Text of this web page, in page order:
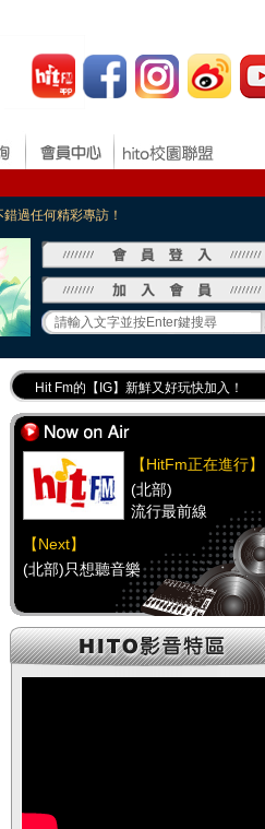
過任何精彩專訪！
Hit Fm的【IG】新鮮又好玩快加入！
Hit Fm【FB臉書粉絲團】等你加入！
最專業《DJ推薦》好音樂千萬別錯過！
好康報報 最新優惠訊息都在這！
【HitFm正在進行】
(北部)
流行最前線
【Next】
(北部)只想聽音樂
【HitFm正在進行】
(中部)